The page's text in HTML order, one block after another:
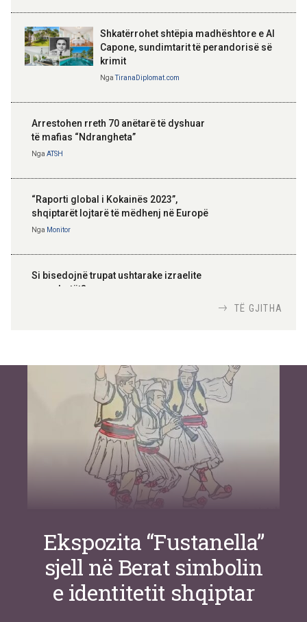
Shkatërrohet shtëpia madhështore e Al
Capone, sundimtarit të perandorisë së
krimit
Nga TiranaDiplomat.com
Arrestohen rreth 70 anëtarë të dyshuar
të mafias “Ndrangheta”
Nga ATSH
“Raporti global i Kokainës 2023”,
shqiptarët lojtarë të mëdhenj në Europë
Nga Monitor
Si bisedojnë trupat ushtarake izraelite
me robotët?
inteligjente izraelite
TË GJITHA
Ekspozita “Fustanella”
sjell në Berat simbolin
e identitetit shqiptar